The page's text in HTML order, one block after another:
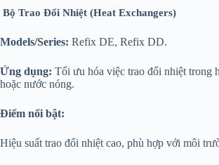
Bộ Trao Đổi Nhiệt (Heat Exchangers)
Models/Series: Refix DE, Refix DD.
Ứng dụng: Tối ưu hóa việc trao đổi nhiệt trong
hoặc nước nóng.
Điểm nổi bật:
Hiệu suất trao đổi nhiệt cao, phù hợp với môi